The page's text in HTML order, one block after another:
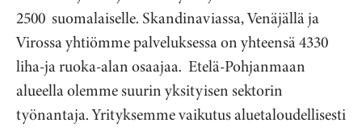
2500 suomalaiselle. Skandinaviassa, Venäjällä ja
Virossa yhtiömme palveluksessa on yhteensä 4330
liha-ja ruoka-alan osaajaa. Etelä-Pohjanmaan
alueella olemme suurin yksityisen sektorin
työnantaja. Yrityksemme vaikutus aluetaloudellisesti